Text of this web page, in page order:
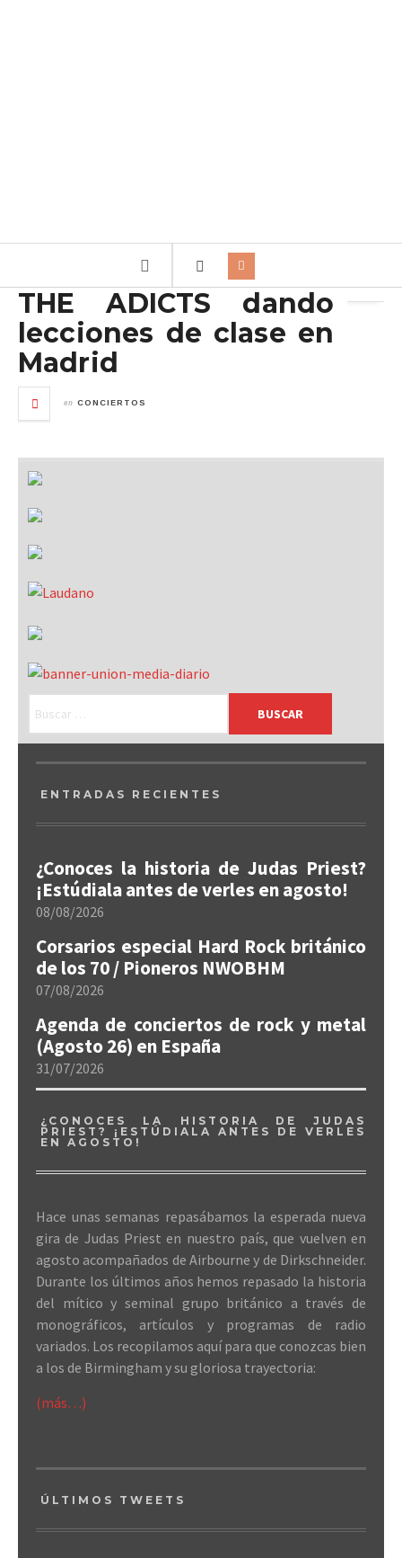
THE ADICTS dando
lecciones de clase en
Madrid
en CONCIERTOS
ENTRADAS RECIENTES
¿Conoces la historia de Judas Priest?
¡Estúdiala antes de verles en agosto!
08/08/2026
Corsarios especial Hard Rock británico
de los 70 / Pioneros NWOBHM
07/08/2026
Agenda de conciertos de rock y metal
(Agosto 26) en España
31/07/2026
¿CONOCES LA HISTORIA DE JUDAS
PRIEST? ¡ESTÚDIALA ANTES DE VERLES
EN AGOSTO!
Hace unas semanas repasábamos la esperada nueva
gira de Judas Priest en nuestro país, que vuelven en
agosto acompañados de Airbourne y de Dirkschneider.
Durante los últimos años hemos repasado la historia
del mítico y seminal grupo británico a través de
monográficos, artículos y programas de radio
variados. Los recopilamos aquí para que conozcas bien
a los de Birmingham y su gloriosa trayectoria:
(más…)
ÚLTIMOS TWEETS